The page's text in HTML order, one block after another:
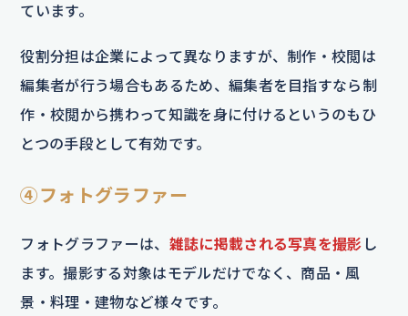
ています。
役割分担は企業によって異なりますが、制作・校閲は
編集者が行う場合もあるため、編集者を目指すなら制
作・校閲から携わって知識を身に付けるというのもひ
とつの手段として有効です。
④フォトグラファー
フォトグラファーは、 雑誌に掲載される写真を撮影 し
ます。撮影する対象はモデルだけでなく、商品・風
景・料理・建物など様々です。